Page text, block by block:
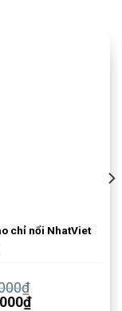
chỉ nổi NhatViet
₫
₫